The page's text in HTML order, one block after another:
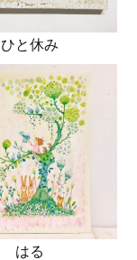
ひと休み
はる